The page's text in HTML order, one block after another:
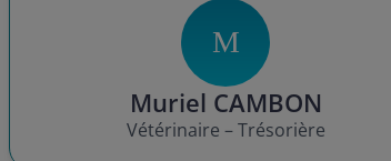
M
Muriel CAMBON
Vétérinaire – Trésorière